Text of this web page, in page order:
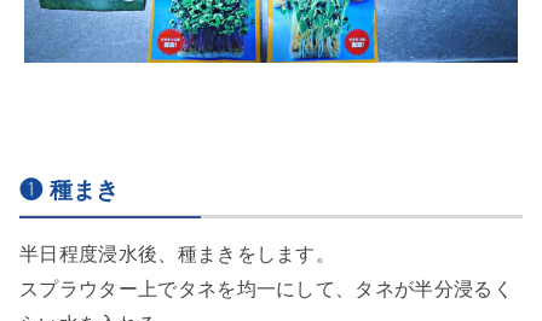
❶ 種まき
半日程度浸水後、種まきをします。
スプラウター上でタネを均一にして、タネが半分浸るく